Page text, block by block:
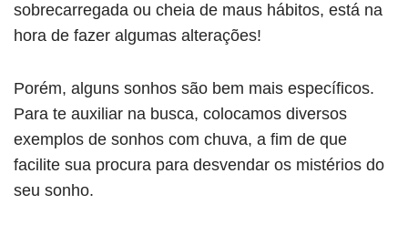
sobrecarregada ou cheia de maus hábitos, está na
hora de fazer algumas alterações!
Porém, alguns sonhos são bem mais específicos.
Para te auxiliar na busca, colocamos diversos
exemplos de sonhos com chuva, a fim de que
facilite sua procura para desvendar os mistérios do
seu sonho.